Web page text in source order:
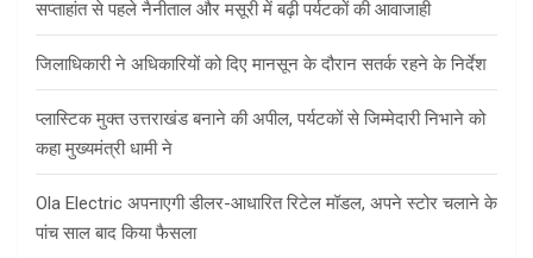
सप्ताहांत से पहले नैनीताल और मसूरी में बढ़ी पर्यटकों की आवाजाही
जिलाधिकारी ने अधिकारियों को दिए मानसून के दौरान सतर्क रहने के निर्देश
प्लास्टिक मुक्त उत्तराखंड बनाने की अपील, पर्यटकों से जिम्मेदारी निभाने को
कहा मुख्यमंत्री धामी ने
Ola Electric अपनाएगी डीलर-आधारित रिटेल मॉडल, अपने स्टोर चलाने के
पांच साल बाद किया फैसला